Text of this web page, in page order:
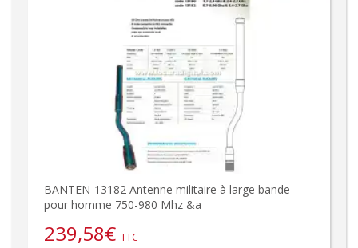
BANTEN-13182 Antenne militaire à large bande
pour homme 750-980 Mhz &a
239,58€ TTC